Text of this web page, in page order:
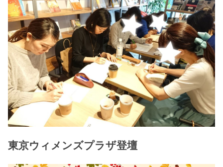
東京ウィメンズプラザ登壇